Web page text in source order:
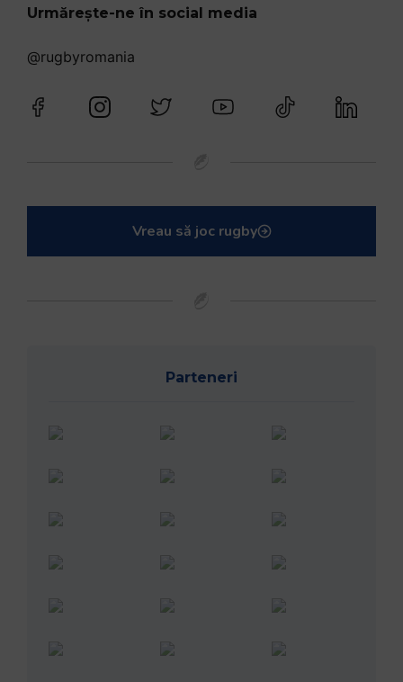
Urmărește-ne în social media
@rugbyromania
Vreau să joc rugby
Parteneri